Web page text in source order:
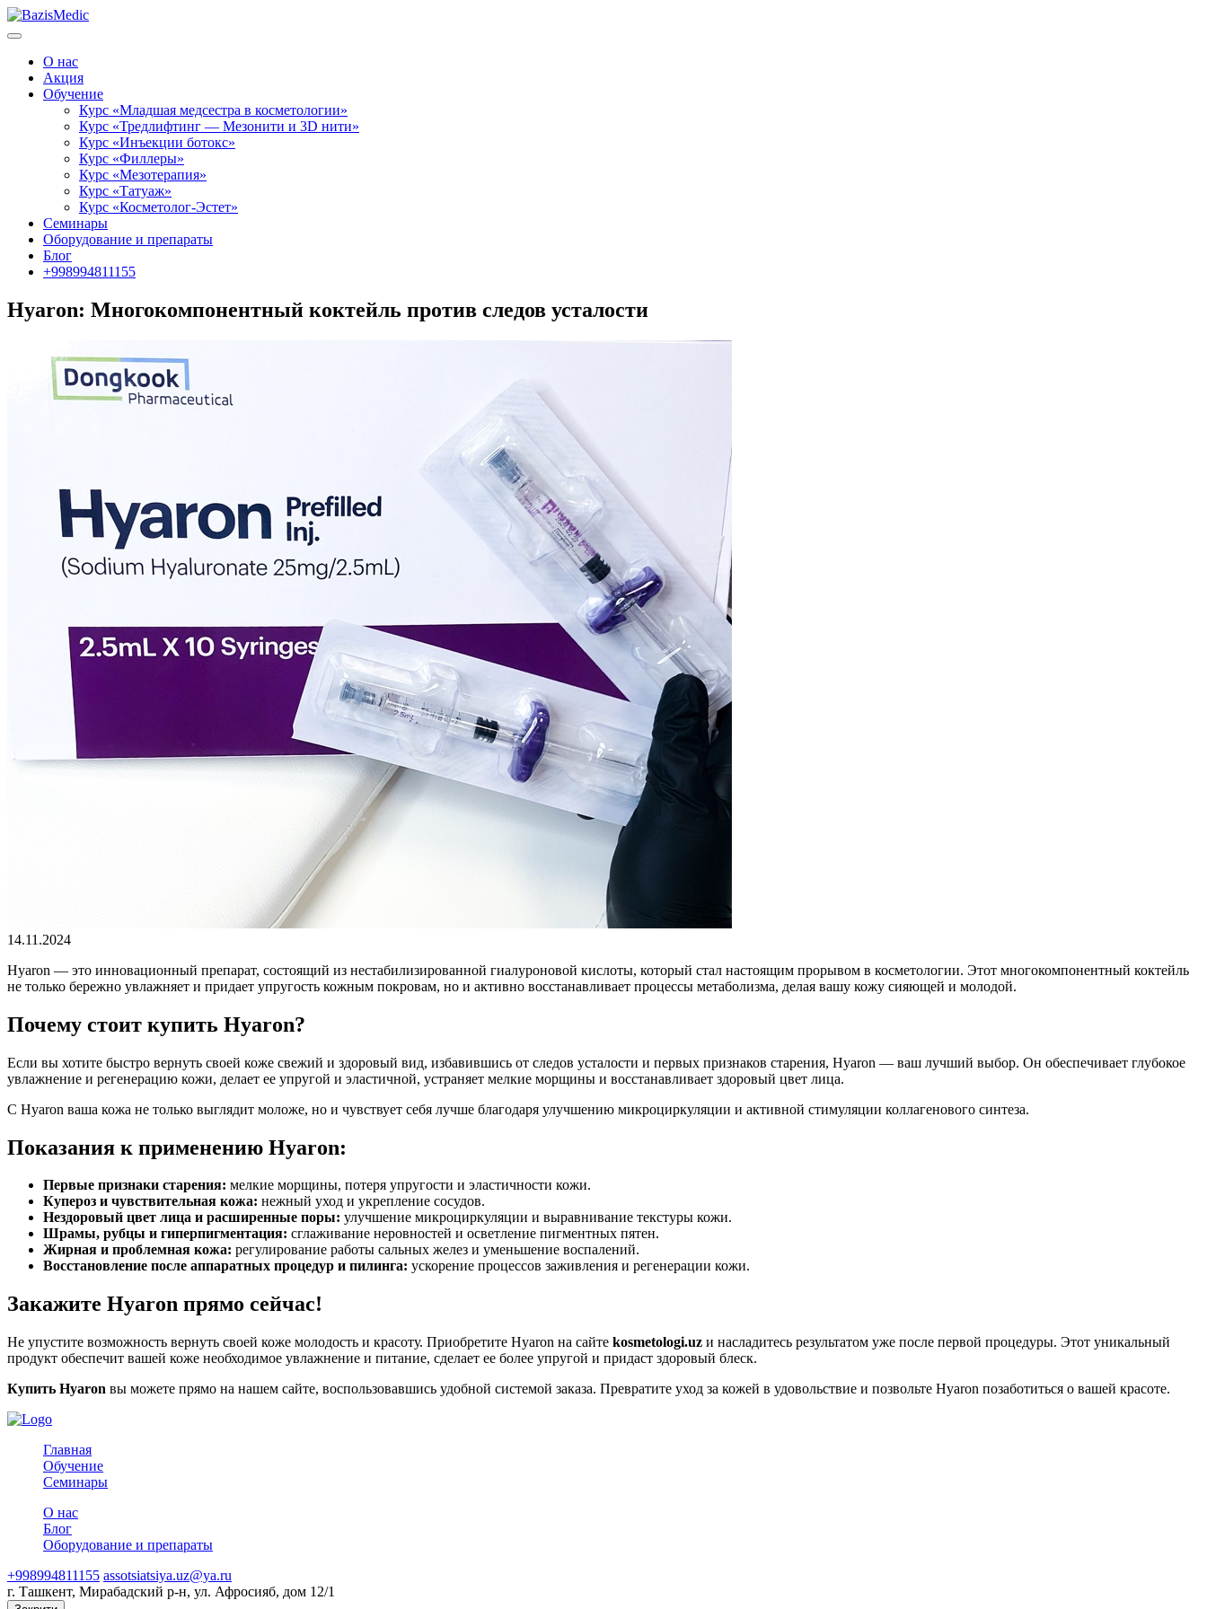
О нас
Акция
Обучение
Курс «Младшая медсестра в косметологии»
Курс «Тредлифтинг — Мезонити и 3D нити»
Курс «Инъекции ботокс»
Курс «Филлеры»
Курс «Мезотерапия»
Курс «Татуаж»
Курс «Косметолог-Эстет»
Семинары
Оборудование и препараты
Блог
+998994811155
Hyaron: Многокомпонентный коктейль против следов усталости
14.11.2024
Hyaron — это инновационный препарат, состоящий из нестабилизированной гиалуроновой кислоты, который стал настоящим прорывом в косметологии. Этот многокомпонентный коктейль
не только бережно увлажняет и придает упругость кожным покровам, но и активно восстанавливает процессы метаболизма, делая вашу кожу сияющей и молодой.
Почему стоит купить Hyaron?
Если вы хотите быстро вернуть своей коже свежий и здоровый вид, избавившись от следов усталости и первых признаков старения, Hyaron — ваш лучший выбор. Он обеспечивает глубокое
увлажнение и регенерацию кожи, делает ее упругой и эластичной, устраняет мелкие морщины и восстанавливает здоровый цвет лица.
С Hyaron ваша кожа не только выглядит моложе, но и чувствует себя лучше благодаря улучшению микроциркуляции и активной стимуляции коллагенового синтеза.
Показания к применению Hyaron:
Первые признаки старения: мелкие морщины, потеря упругости и эластичности кожи.
Купероз и чувствительная кожа: нежный уход и укрепление сосудов.
Нездоровый цвет лица и расширенные поры: улучшение микроциркуляции и выравнивание текстуры кожи.
Шрамы, рубцы и гиперпигментация: сглаживание неровностей и осветление пигментных пятен.
Жирная и проблемная кожа: регулирование работы сальных желез и уменьшение воспалений.
Восстановление после аппаратных процедур и пилинга: ускорение процессов заживления и регенерации кожи.
Закажите Hyaron прямо сейчас!
Не упустите возможность вернуть своей коже молодость и красоту. Приобретите Hyaron на сайте kosmetologi.uz и насладитесь результатом уже после первой процедуры. Этот уникальный
продукт обеспечит вашей коже необходимое увлажнение и питание, сделает ее более упругой и придаст здоровый блеск.
Купить Hyaron вы можете прямо на нашем сайте, воспользовавшись удобной системой заказа. Превратите уход за кожей в удовольствие и позвольте Hyaron позаботиться о вашей красоте.
Главная
Обучение
Семинары
О нас
Блог
Оборудование и препараты
+998994811155 assotsiatsiya.uz@ya.ru
г. Ташкент, Мирабадский р-н, ул. Афросияб, дом 12/1